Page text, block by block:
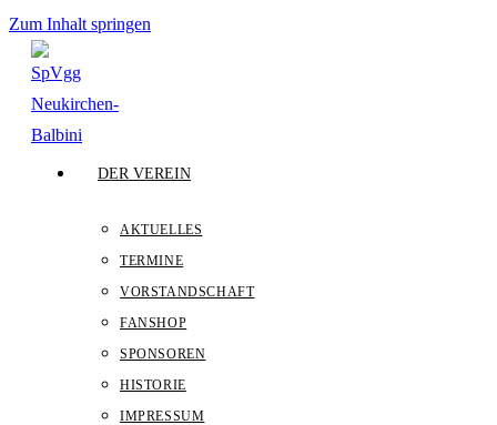
Zum Inhalt springen
DER VEREIN
AKTUELLES
TERMINE
VORSTANDSCHAFT
FANSHOP
SPONSOREN
HISTORIE
IMPRESSUM